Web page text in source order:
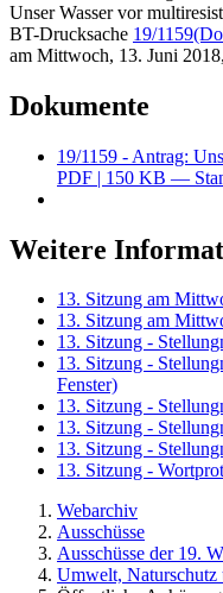
Unser Wasser vor
BT-Drucksache 19/1159
am Mittwoch, 13. Juni
Dokumente
19/1159 - Antrag:
PDF | 150 KB —
Weitere
13. Sitzung am
13. Sitzung am
13. Sitzung -
13. Sitzung -
Fenster)
13. Sitzung -
13. Sitzung -
13. Sitzung -
13. Sitzung -
Webarchiv
Ausschüsse
Ausschüsse der 19.
Umwelt, Naturschutz